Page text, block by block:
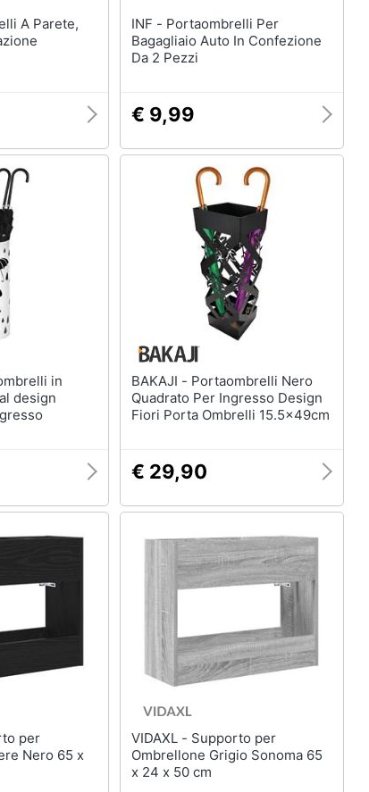
INF - Portaombrelli Per
Bagagliaio Auto In Confezione
Da 2 Pezzi
€ 9,99
design
BAKAJI - Portaombrelli Nero
Quadrato Per Ingresso Design
Fiori Porta Ombrelli 15.5x49cm
€ 29,90
Nero 65 x
VIDAXL - Supporto per
Ombrellone Grigio Sonoma 65
x 24 x 50 cm